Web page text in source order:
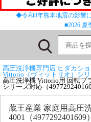
◆令和8年熊本地震の影響
■2026 夏
高圧洗浄機専門店 ヒダカシ
Vittorio（ヴィットリオ）シ
高圧洗浄機 Vittorio用 回転ブ
シリーズ対応（
蔵王産業 家庭用高圧
4001（4977292401609）